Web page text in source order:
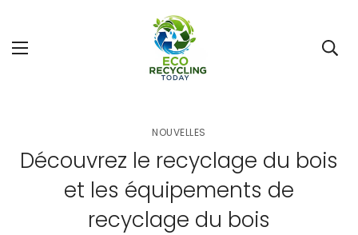
NOUVELLES
Découvrez le recyclage du bois
et les équipements de
recyclage du bois